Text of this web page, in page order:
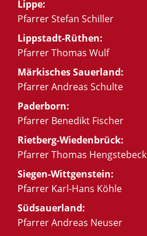
Lippe:
Pfarrer Stefan Schiller
Lippstadt-Rüthen:
Pfarrer Thomas Wulf
Märkisches Sauerland:
Pfarrer Andreas Schulte
Paderborn:
Pfarrer Benedikt Fischer
Rietberg-Wiedenbrück:
Pfarrer Thomas Hengstebeck
Siegen-Wittgenstein:
Pfarrer Karl-Hans Köhle
Südsauerland:
Pfarrer Andreas Neuser